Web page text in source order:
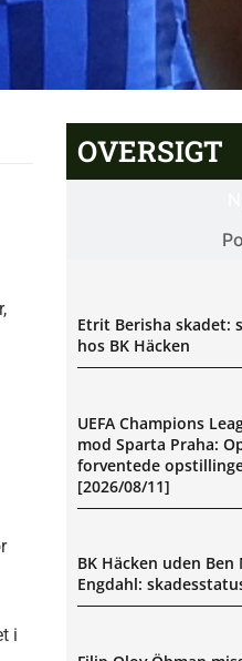
i
OVERSIGT
Etrit Berisha skadet:
hos BK Häcken
UEFA Champions
mod Sparta Praha:
forventede
[2026/08/11]
BK Häcken uden Ben
Engdahl: